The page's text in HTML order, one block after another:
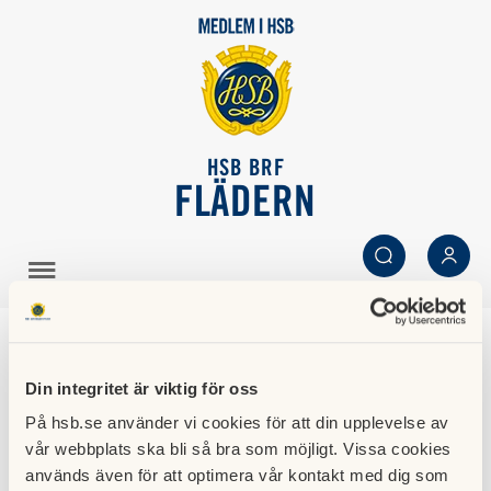
Din integritet är viktig för oss
På hsb.se använder vi cookies för att din upplevelse av
vår webbplats ska bli så bra som möjligt. Vissa cookies
används även för att optimera vår kontakt med dig som
HSB BRF
FLÄDERN
Uppdatering av
lägenhetsbroschyren
23 februari 2014